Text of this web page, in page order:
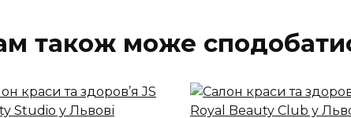
також може